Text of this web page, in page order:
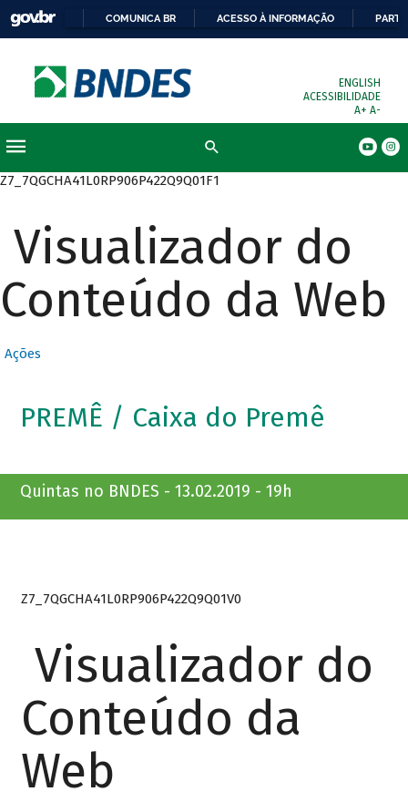
COMUNICA BR ACESSO À INFORMAÇÃO
ENGLISH
ACESSIBILIDADE
A+ A-
Z7_7QGCHA41L0RP906P422Q9Q01F1
Visualizador do
Conteúdo da Web
Ações
PREMÊ / Caixa do Premê
Quintas no BNDES - 13.02.2019 - 19h
Z7_7QGCHA41L0RP906P422Q9Q01V0
Visualizador do
Conteúdo da
Web